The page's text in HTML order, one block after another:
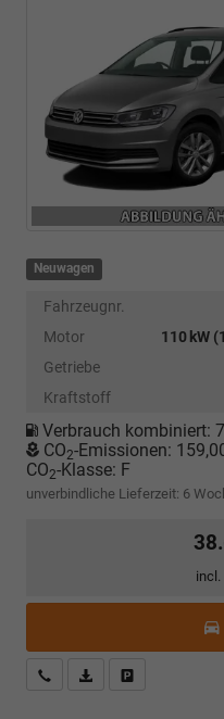
Neuwagen
Fahrzeugnr.
Motor
110 kW
Getriebe
Kraftstoff
Verbrauch kombiniert:
CO2-Emissionen:
CO2-Klasse: F
unverbindliche Lieferzeit: 6
incl.
Kostenloser Rückruf-Service
PDF-Datei,